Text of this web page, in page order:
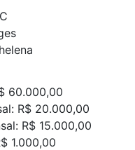
60.000,00
R$ 20.000,00
R$ 15.000,00
1.000,00